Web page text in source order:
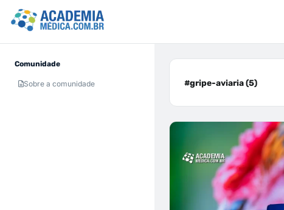
Comunidade
Sobre a comunidade #gripe-aviaria (5)